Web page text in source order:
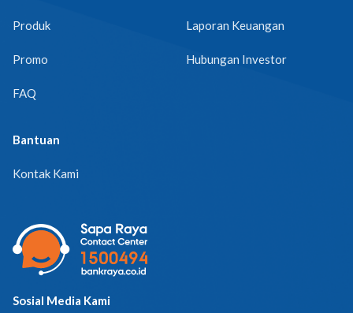
Produk
Promo
FAQ
Laporan Keuangan
Hubungan Investor
Bantuan
Kontak Kami
Sosial Media Kami